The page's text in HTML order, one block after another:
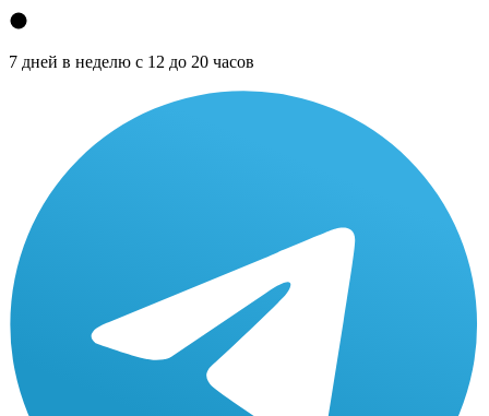
7 дней в неделю с 12 до 20 часов